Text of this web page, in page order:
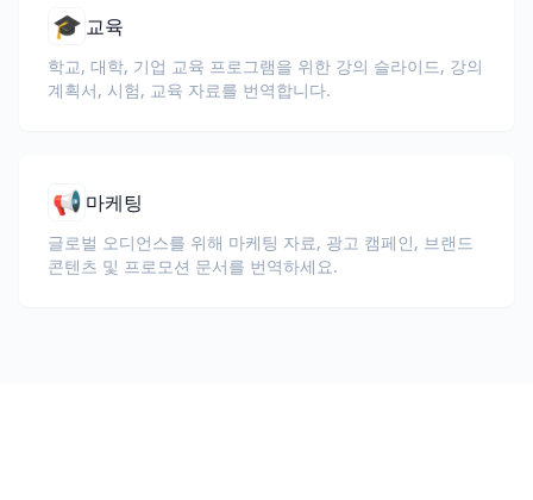
🎓 교육
학교, 대학, 기업 교육 프로그램을 위한 강의 슬라이드, 강의
계획서, 시험, 교육 자료를 번역합니다.
📢 마케팅
글로벌 오디언스를 위해 마케팅 자료, 광고 캠페인, 브랜드
콘텐츠 및 프로모션 문서를 번역하세요.